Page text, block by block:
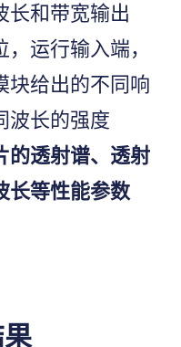
长和带宽输出
运行输入端，
块给出的不同响
波长的强度
的透射谱、透射
长等性能参数